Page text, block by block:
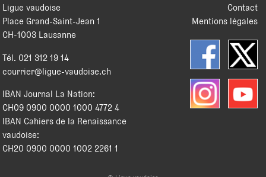
Contact
Mentions légales
Ligue vaudoise
Place Grand-Saint-Jean 1
CH-1003 Lausanne
Tél. 021 312 19 14
courrier@ligue-vaudoise.ch
IBAN Journal La Nation:
CH09 0900 0000 1000 4772 4
IBAN Cahiers de la Renaissance
vaudoise:
CH20 0900 0000 1002 2261 1